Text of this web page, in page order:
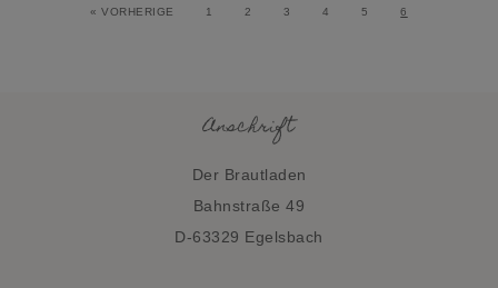
« VORHERIGE 1 2 3 4 5 6
Anschrift
Der Brautladen
Bahnstraße 49
D-63329 Egelsbach